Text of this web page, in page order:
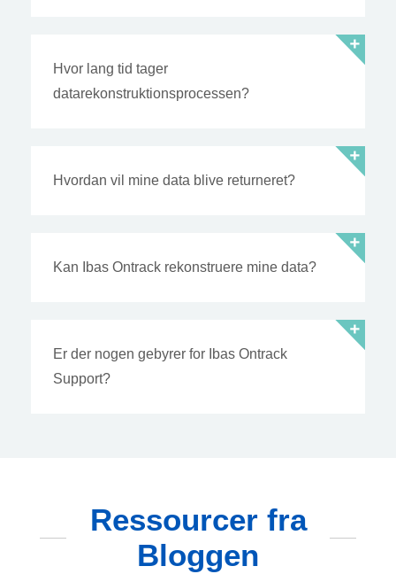
Hvor lang tid tager
datarekonstruktionsprocessen?
Hvordan vil mine data blive returneret?
Kan Ibas Ontrack rekonstruere mine data?
Er der nogen gebyrer for Ibas Ontrack
Support?
Ressourcer fra
Bloggen